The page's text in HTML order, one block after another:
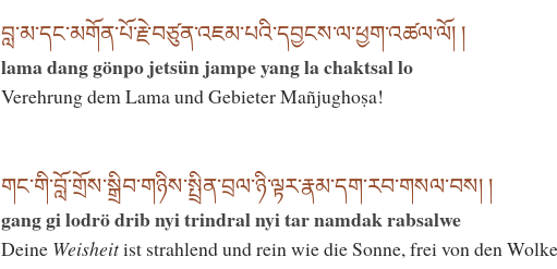
བླ་མ་དང་མགོན་པོ་རྗེ་བཙུན་འཇམ་པའི་དབྱངས་ལ་ཕྱག་འཚལ་ལོ། །
lama dang gönpo jetsün jampe yang la chaktsal lo
Verehrung dem Lama und Gebieter Mañjughoṣa!
གང་གི་བློ་གྲོས་སྒྲིབ་གཉིས་སྤྲིན་བྲལ་ཉི་ལྟར་རྣམ་དག་རབ་གསལ་བས། །
gang gi lodrö drib nyi trindral nyi tar namdak rabsalwe
Deine Weisheitist strahlend und rein wie die Sonne, frei von den